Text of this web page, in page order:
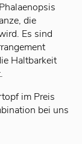
die
Es sind
Haltbarkeit
im Preis
bei uns